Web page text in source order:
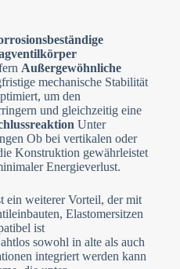
Außergewöhnliche
mechanische Stabilität
um den
und gleichzeitig eine
Unter
Ob bei vertikalen oder
Konstruktion gewährleistet
Energieverlust.
ein weiterer Vorteil, der mit
Elastomersitzen
ist
sowohl in alte als auch
integriert werden kann